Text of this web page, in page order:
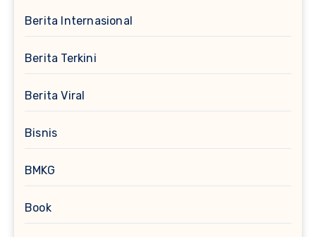
Berita Internasional
Berita Terkini
Berita Viral
Bisnis
BMKG
Book